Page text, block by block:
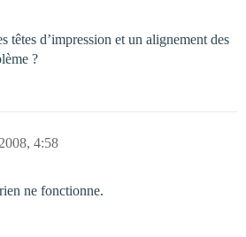
têtes d’impression et un alignement des
?
4:58
ne fonctionne.